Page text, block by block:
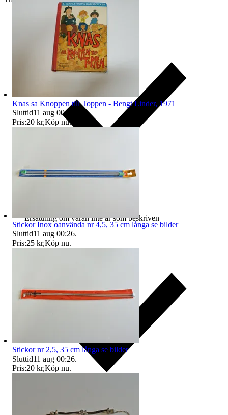
Ersättning om varan inte är som beskriven
Knas sa Knoppen till Toppen - Bengt Linder, 1971
Sluttid11 aug 00:26
Pris:20 kr,Köp nu.
Stickor Inox oanvända nr 4,5, 35 cm långa se bilder
Sluttid11 aug 00:26.
Pris:25 kr,Köp nu.
Stickor nr 2,5, 35 cm långa se bilder
Sluttid11 aug 00:26.
Pris:20 kr,Köp nu.